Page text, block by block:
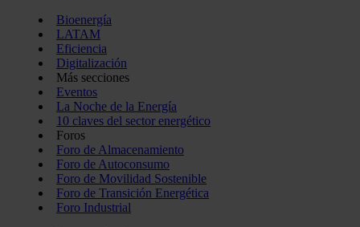
Bioenergía
LATAM
Eficiencia
Digitalización
Más secciones
Eventos
La Noche de la Energía
10 claves del sector energético
Foros
Foro de Almacenamiento
Foro de Autoconsumo
Foro de Movilidad Sostenible
Foro de Transición Energética
Foro Industrial